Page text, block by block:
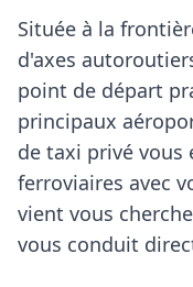
Située à la
d'axes
point de départ
principaux
de taxi privé vous
ferroviaires avec
vient vous
vous conduit